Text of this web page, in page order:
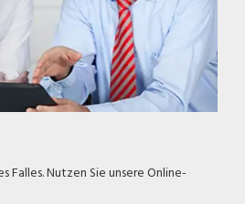
Falles. Nutzen Sie unsere Online-